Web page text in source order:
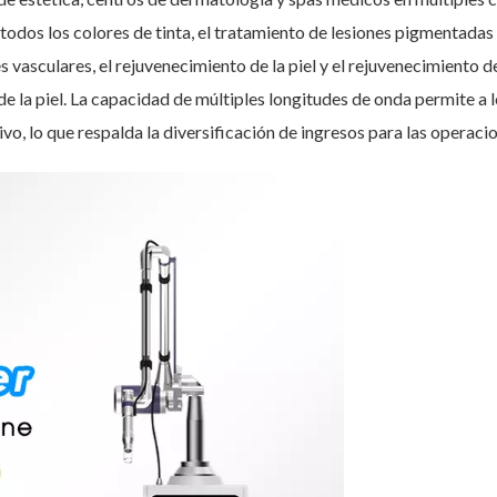
los colores de tinta, el tratamiento de lesiones
vasculares, el rejuvenecimiento de la piel y el rejuvenecimiento
la piel. La capacidad de múltiples longitudes de onda permite
lo que respalda la diversificación de ingresos para las